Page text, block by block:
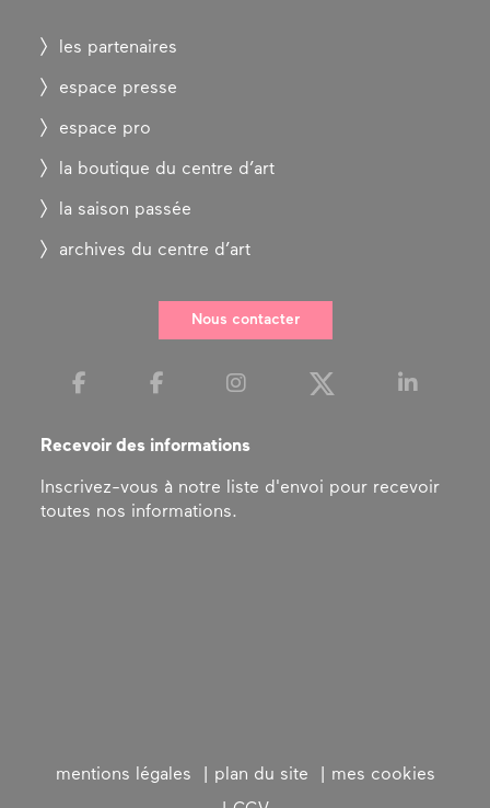
les partenaires
espace presse
espace pro
la boutique du centre d’art
la saison passée
archives du centre d’art
Nous contacter
Recevoir des informations
Inscrivez-vous à notre liste d'envoi pour recevoir
toutes nos informations.
mentions légales plan du site
mes cookies